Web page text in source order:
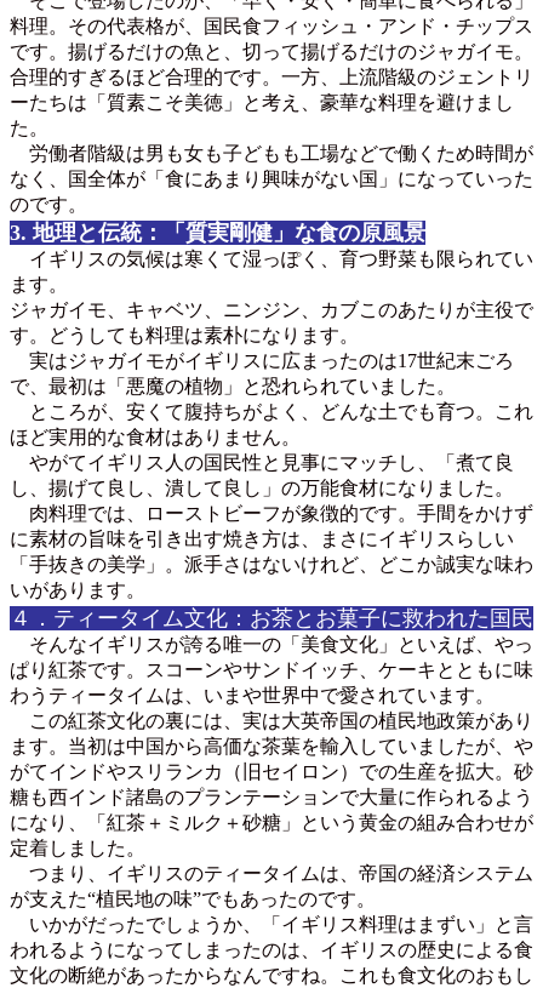
料理。その代表格が、国民食フィッシュ・アンド・チップス
です。揚げるだけの魚と、切って揚げるだけのジャガイモ。
合理的すぎるほど合理的です。一方、上流階級のジェントリ
ーたちは「質素こそ美徳」と考え、豪華な料理を避けまし
た。
労働者階級は男も女も子どもも工場などで働くため時間が
なく、国全体が「食にあまり興味がない国」になっていった
のです。
3. 地理と伝統：「質実剛健」な食の原風景
イギリスの気候は寒くて湿っぽく、育つ野菜も限られてい
ます。
ジャガイモ、キャベツ、ニンジン、カブこのあたりが主役で
す。どうしても料理は素朴になります。
実はジャガイモがイギリスに広まったのは17世紀末ごろ
で、最初は「悪魔の植物」と恐れられていました。
ところが、安くて腹持ちがよく、どんな土でも育つ。これ
ほど実用的な食材はありません。
やがてイギリス人の国民性と見事にマッチし、「煮て良
し、揚げて良し、潰して良し」の万能食材になりました。
肉料理では、ローストビーフが象徴的です。手間をかけず
に素材の旨味を引き出す焼き方は、まさにイギリスらしい
「手抜きの美学」。派手さはないけれど、どこか誠実な味わ
いがあります。
４．ティータイム文化：お茶とお菓子に救われた国民
そんなイギリスが誇る唯一の「美食文化」といえば、やっ
ぱり紅茶です。スコーンやサンドイッチ、ケーキとともに味
わうティータイムは、いまや世界中で愛されています。
この紅茶文化の裏には、実は大英帝国の植民地政策があり
ます。当初は中国から高価な茶葉を輸入していましたが、や
がてインドやスリランカ（旧セイロン）での生産を拡大。砂
糖も西インド諸島のプランテーションで大量に作られるよう
になり、「紅茶＋ミルク＋砂糖」という黄金の組み合わせが
定着しました。
つまり、イギリスのティータイムは、帝国の経済システム
が支えた“植民地の味”でもあったのです。
いかがだったでしょうか、「イギリス料理はまずい」と言
われるようになってしまったのは、イギリスの歴史による食
文化の断絶があったからなんですね。これも食文化のおもし